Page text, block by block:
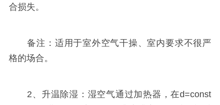
合损失。
备注：适用于室外空气干操、室内要求不很严
格的场合。
2、升温除湿：湿空气通过加热器，在d=const